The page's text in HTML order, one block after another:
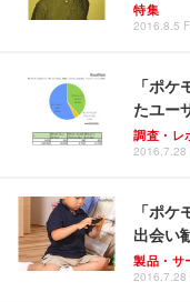
特集
2016.8.5
「ポ
たユー
調査・レ
2016.7.28
「ポ
出会い
製品・サ
2016.7.28